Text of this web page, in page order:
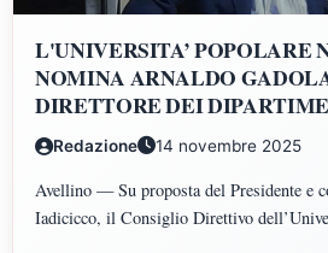
L'UNIVERSITA’ POPOLARE
NOMINA ARNALDO
DIRETTORE DEI
GIURIDICHE, ECONOMICHE,
POLITICHE, PSICOLOGIA,
FILOSOFIA E PEDAGOGIA
Redazione 14 novembre 2025
Avellino — Su proposta del Presidente e
Iadicicco, il Consiglio Direttivo